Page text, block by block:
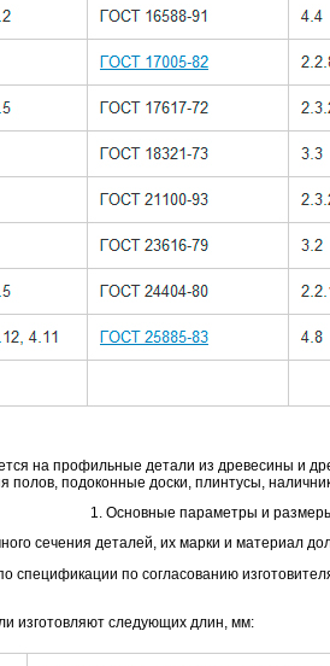
на профильные детали из древесины и
полов, подоконные доски, плинтусы,
1. Основные параметры и
сечения деталей, их марки и материал
спецификации по согласованию
изготовляют следующих длин, мм: